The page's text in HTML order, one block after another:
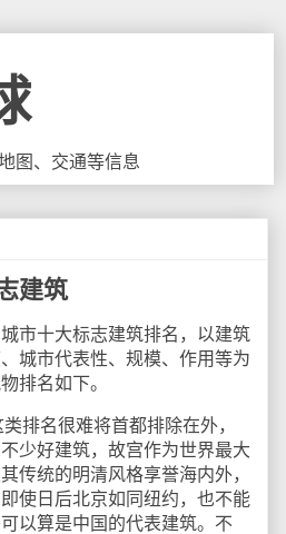
图、交通等信息
建筑
十大标志建筑排名，以建筑
城市代表性、规模、作用等为
排名如下。
类排名很难将首都排除在外，
少好建筑，故宫作为世界最大
传统的明清风格享誉海内外，
使日后北京如同纽约，也不能
以算是中国的代表建筑。不